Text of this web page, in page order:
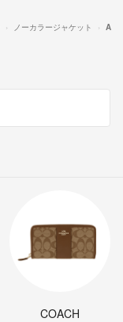
ノーカラージャケット
A
COACH